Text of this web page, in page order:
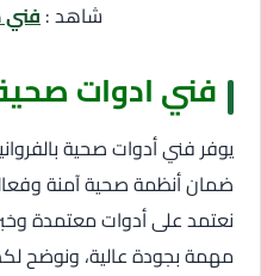
شاهد :فني
فني ادوات صحية
يوفر فني أدوات صحية
ضمان أنظمة صحية آمنة
نعتمد على أدوات معتمدة
مهمة بجودة عالية، ونوضح